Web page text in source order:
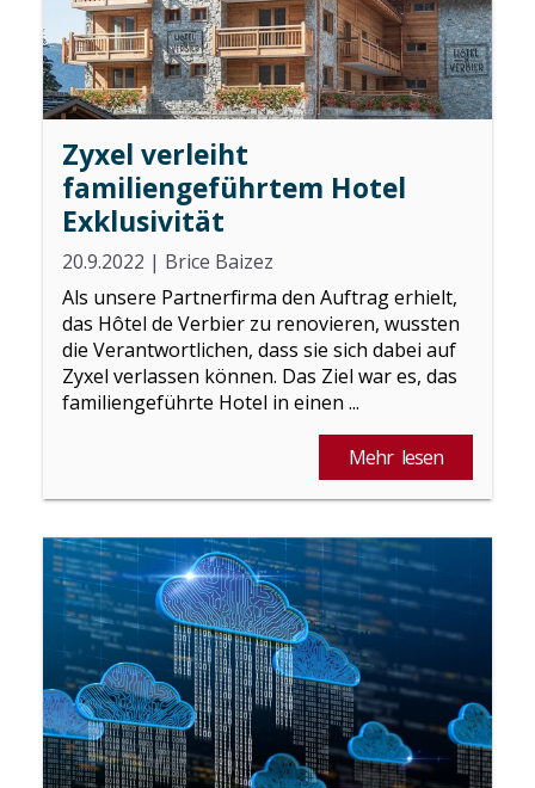
Zyxel verleiht
familiengeführtem Hotel
Exklusivität
20.9.2022 | Brice Baizez
Als unsere Partnerfirma den Auftrag erhielt,
das Hôtel de Verbier zu renovieren, wussten
die Verantwortlichen, dass sie sich dabei auf
Zyxel verlassen können. Das Ziel war es, das
familiengeführte Hotel in einen ...
Mehr lesen